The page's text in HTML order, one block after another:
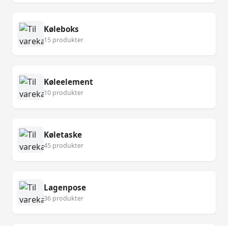
Køleboks
15 produkter
Køleelement
10 produkter
Køletaske
45 produkter
Lagenpose
36 produkter